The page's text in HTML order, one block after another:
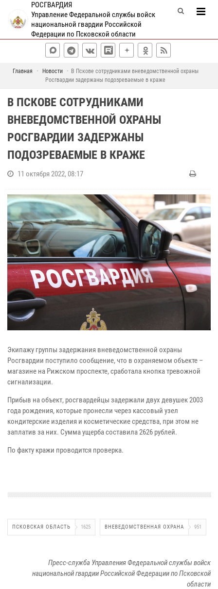
РОСГВАРДИЯ
Управление Федеральной службы войск
национальной гвардии Российской
Федерации по Псковской области
Главная Новости
В Пскове сотрудниками вневедомственной охраны
Росгвардии задержаны подозреваемые в краже
В ПСКОВЕ СОТРУДНИКАМИ
ВНЕВЕДОМСТВЕННОЙ ОХРАНЫ
РОСГВАРДИИ ЗАДЕРЖАНЫ
ПОДОЗРЕВАЕМЫЕ В КРАЖЕ
11 октября 2022, 08:17
Экипажу группы задержания вневедомственной охраны
Росгвардии поступило сообщение, что в охраняемом объекте –
магазине на Рижском проспекте, сработала кнопка тревожной
сигнализации.
Прибыв на объект, росгвардейцы задержали двух девушек 2003
года рождения, которые пронесли через кассовый узел
кондитерские изделия и косметические средства, при этом не
заплатив за них. Сумма ущерба составила 2626 рублей.
По факту кражи проводится проверка.
ПСКОВСКАЯ ОБЛАСТЬ 1625 ВНЕВЕДОМСТВЕННАЯ ОХРАНА 951
Пресс-служба Управления Федеральной службы войск
национальной гвардии Российской Федерации по Псковской
области